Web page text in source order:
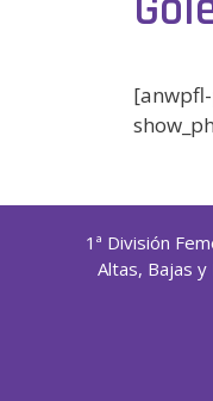
[anwpfl-
1ª División
Altas, Bajas y